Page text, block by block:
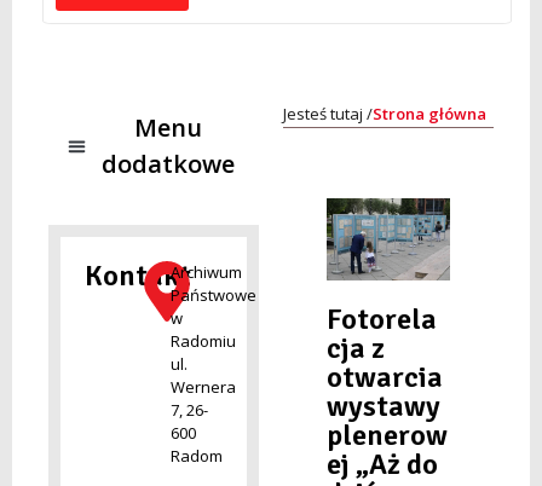
KontaktArchiwum
Państwowe
w
Radomiu
ul.
Wernera
7, 26-
600
Radom
Strona główna
Fotorela
cja z
otwarcia
wystawy
plenerow
ej „Aż do